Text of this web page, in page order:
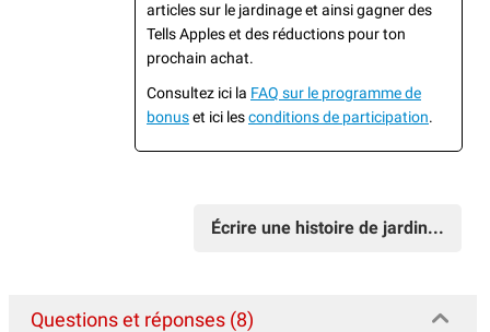
articles sur le jardinage et ainsi gagner des
Tells Apples et des réductions pour ton
prochain achat.
Consultez ici la FAQ sur le programme de
bonuset ici lesconditions de participation.
Écrire une histoire de jardin...
Questions et réponses (8)